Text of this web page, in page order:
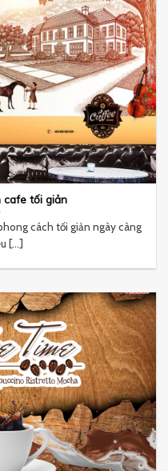
cafe tối giản
cách tối giản ngày càng
[...]